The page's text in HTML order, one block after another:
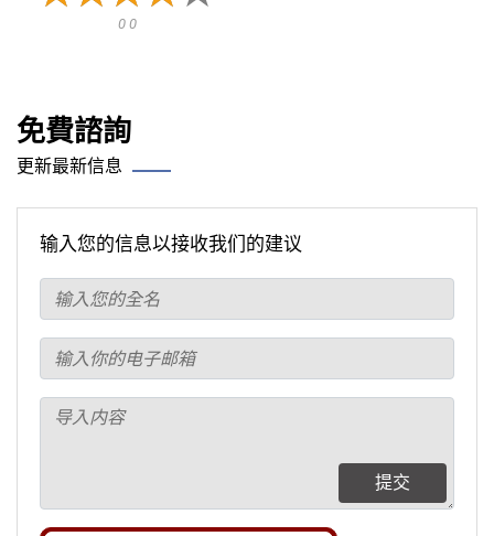
0 0
免費諮詢
更新最新信息
输入您的信息以接收我们的建议
提交